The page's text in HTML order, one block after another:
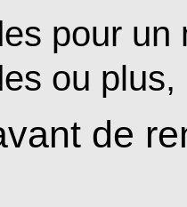
pour un
ou
de